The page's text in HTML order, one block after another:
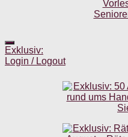
Exklusiv:
Login / Logout